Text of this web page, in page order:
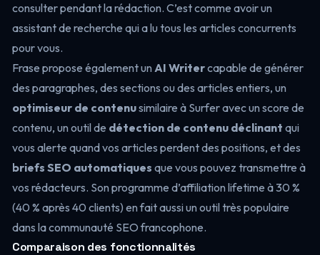
consulter pendant la rédaction. C’est comme avoir un
assistant de recherche qui a lu tous les articles concurrents
pour vous.
Frase propose également un AI Writercapable de générer
des paragraphes, des sections ou des articles entiers, un
optimiseur de contenusimilaire à Surfer avec un score de
contenu, un outil de détection de contenu déclinant qui
vous alerte quand vos articles perdent des positions, et des
briefs SEO automatiques que vous pouvez transmettre à
vos rédacteurs. Son programme d’affiliation lifetime à 30 %
(40 % après 40 clients) en fait aussi un outil très populaire
dans la communauté SEO francophone.
Comparaison des fonctionnalités